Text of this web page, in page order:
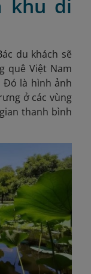
khu di
du khách sẽ
quê Việt Nam
Đó là hình ảnh
ở các vùng
thanh bình